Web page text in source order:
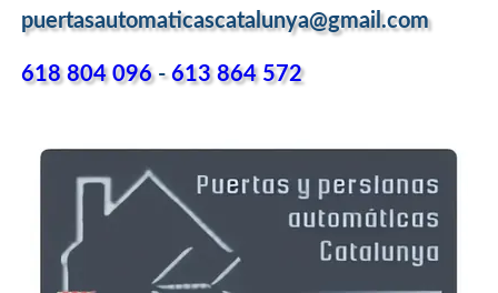
puertasautomaticascatalunya@gmail.com
618 804 096-613 864 572